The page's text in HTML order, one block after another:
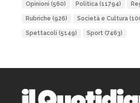
Opinioni (560) Politica(11794)
Rubriche (926) Società e Cultura
Spettacoli (5149) Sport(7463)